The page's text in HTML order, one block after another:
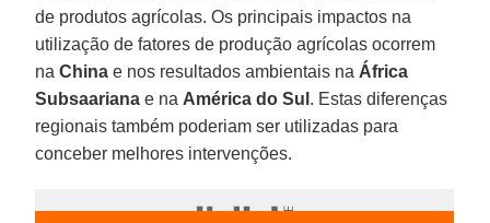
de produtos agrícolas. Os principais impactos na
utilização de fatores de produção agrícolas ocorrem
naChina e nos resultados ambientais na África
Subsaariana e na América do Sul . Estas diferenças
regionais também poderiam ser utilizadas para
conceber melhores intervenções.